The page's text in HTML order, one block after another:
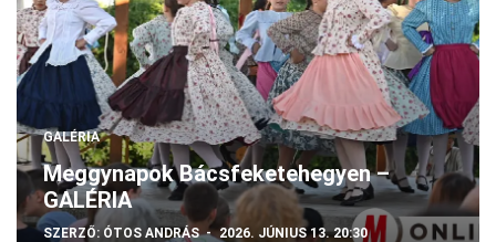
GALÉRIA
Meggynapok Bácsfeketehegyen –
GALÉRIA
SZERZŐ: ÓTOS ANDRÁS 2026. JÚNIUS 13. 20:30